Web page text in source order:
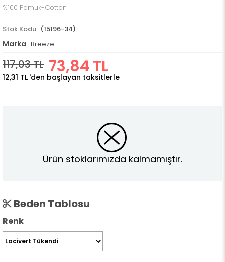
%100 Pamuk-Cotton
(15196-34)
Marka : Breeze
117,03 TL 73,84 TL
12,31 TL 'den başlayan taksitlerle
Ürün stoklarımızda kalmamıştır.
Beden Tablosu
Renk